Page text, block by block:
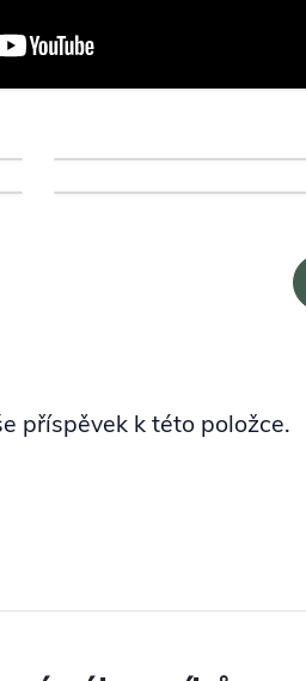
příspěvek k této položce.